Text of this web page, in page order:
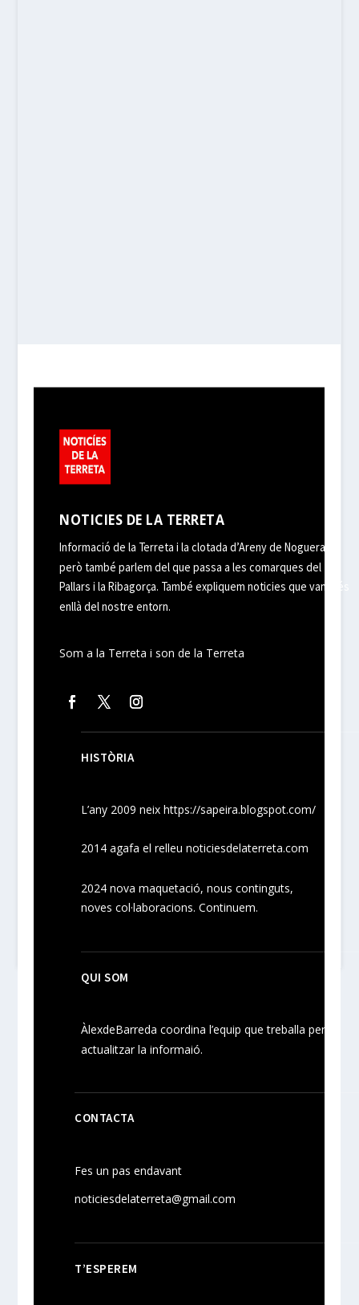
NOTICIES DE LA TERRETA
Informació de la Terreta i la clotada d’Areny de Noguera,
però també parlem del que passa a les comarques del
Pallars i la Ribagorça. També expliquem noticies que van més
enllà del nostre entorn.
Som a la Terreta i son de la Terreta
HISTÒRIA
L’any 2009 neixhttps://sapeira.blogspot.com/
2014 agafa el relleu noticiesdelaterreta.com
2024nova maquetació, nouscontinguts,
novescol·laboracions. Continuem.
QUI SOM
ÀlexdeBarreda coordina l’equip que treballa per
actualitzar la informaió.
CONTACTA
Fes un pas endavant
noticiesdelaterreta@gmail.com
T’ESPEREM